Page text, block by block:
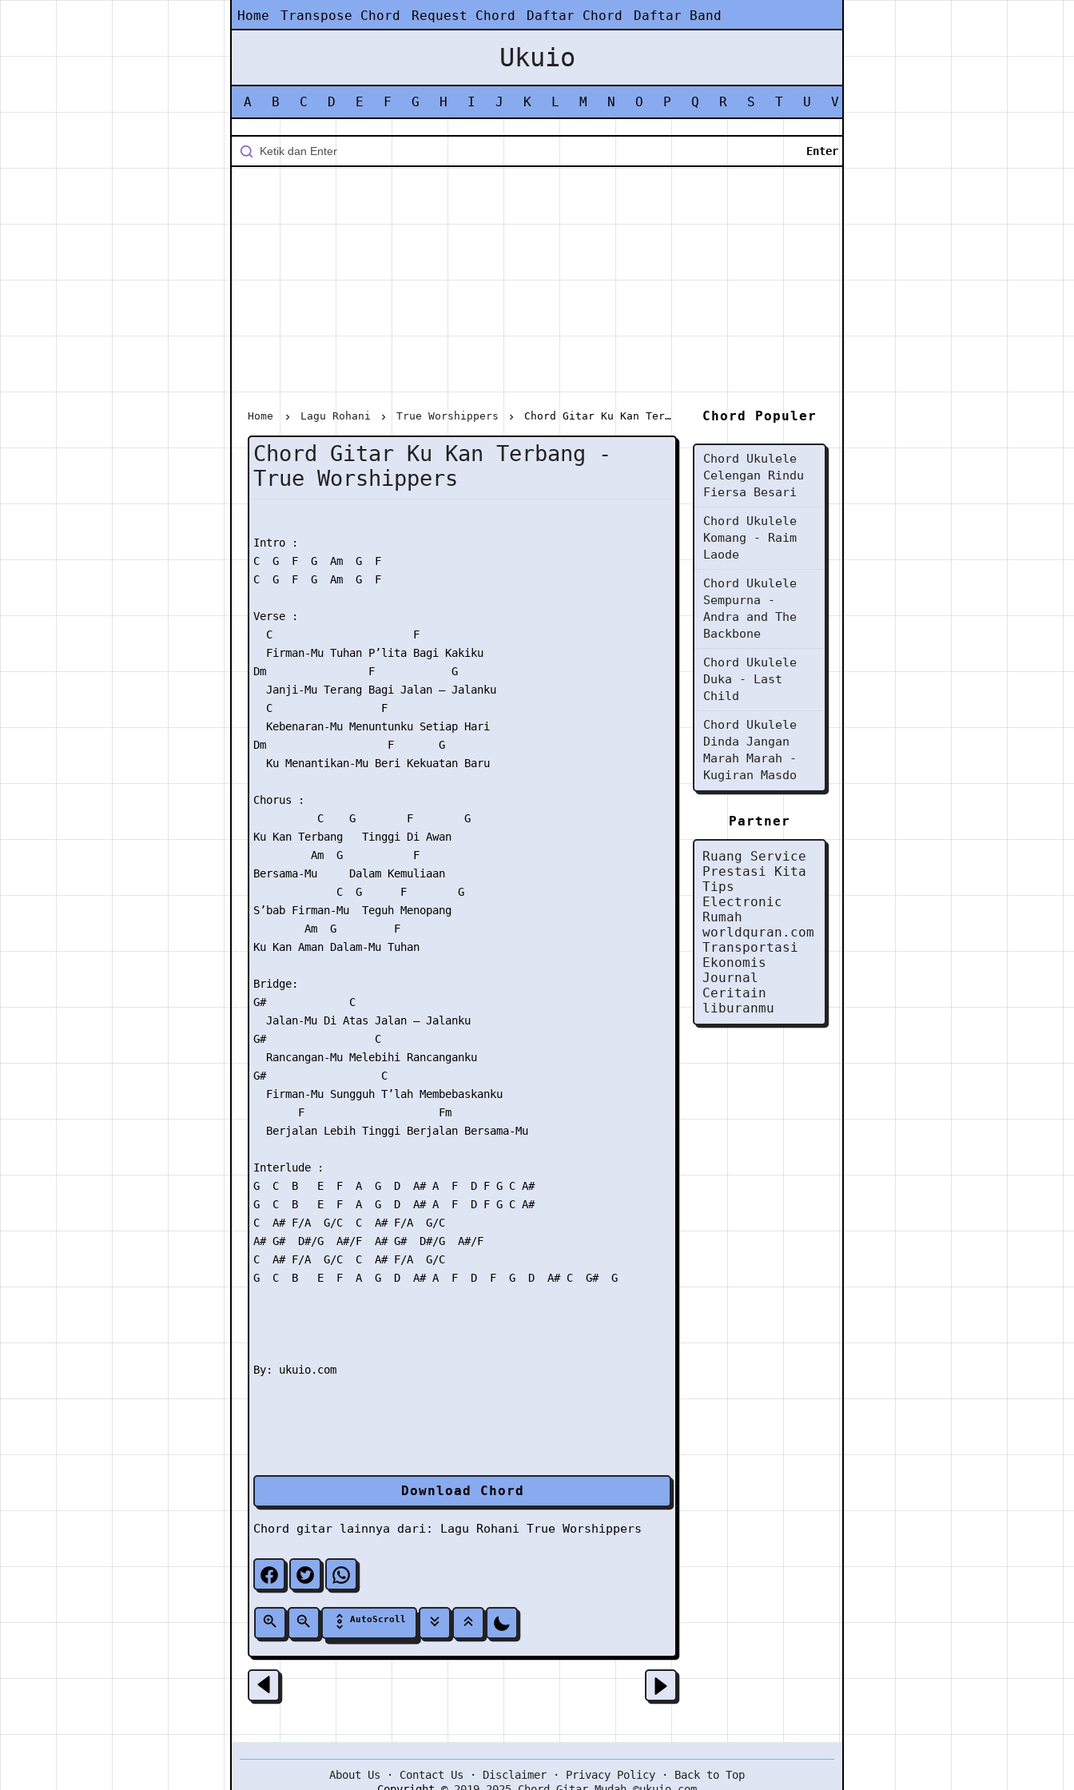
Home Transpose Chord Request Chord Daftar Chord Daftar Band
Ukuio
A B C D E F G H I J K L M N O P Q R S T U V
Home Lagu Rohani True Worshippers Chord Gitar Ku Kan Terbang - True Worshippers
Chord Gitar Ku Kan Terbang -
True Worshippers
Intro :
C  G  F  G  Am  G  F
C  G  F  G  Am  G  F
Verse :
  C                      F
  Firman-Mu Tuhan P’lita Bagi Kakiku
Dm                F            G
  Janji-Mu Terang Bagi Jalan – Jalanku
  C                 F
  Kebenaran-Mu Menuntunku Setiap Hari
Dm                   F       G
  Ku Menantikan-Mu Beri Kekuatan Baru
Chorus :
          C    G        F        G
Ku Kan Terbang   Tinggi Di Awan
         Am  G           F
Bersama-Mu     Dalam Kemuliaan
             C  G      F        G
S’bab Firman-Mu  Teguh Menopang
        Am  G         F
Ku Kan Aman Dalam-Mu Tuhan
Bridge:
G#             C
  Jalan-Mu Di Atas Jalan – Jalanku
G#                 C
  Rancangan-Mu Melebihi Rancanganku
G#                  C
  Firman-Mu Sungguh T’lah Membebaskanku
       F                     Fm
  Berjalan Lebih Tinggi Berjalan Bersama-Mu
Interlude :
G  C  B   E  F  A  G  D  A# A  F  D F G C A#
G  C  B   E  F  A  G  D  A# A  F  D F G C A#
C  A# F/A  G/C  C  A# F/A  G/C
A# G#  D#/G  A#/F  A# G#  D#/G  A#/F
C  A# F/A  G/C  C  A# F/A  G/C
G  C  B   E  F  A  G  D  A# A  F  D  F  G  D  A# C  G#  G
Download Chord
Chord gitar lainnya dari: Lagu Rohani True Worshippers
AutoScroll
Chord Populer
Chord Ukulele
Celengan Rindu
Fiersa Besari
Chord Ukulele
Komang - Raim
Laode
Chord Ukulele
Sempurna -
Andra and The
Backbone
Chord Ukulele
Duka - Last
Child
Chord Ukulele
Dinda Jangan
Marah Marah -
Kugiran Masdo
Partner
Ruang Service
Prestasi Kita
Tips
Electronic
Rumah
worldquran.com
Transportasi
Ekonomis
Journal
Ceritain
liburanmu
About Us · Contact Us · Disclaimer · Privacy Policy · Back to Top